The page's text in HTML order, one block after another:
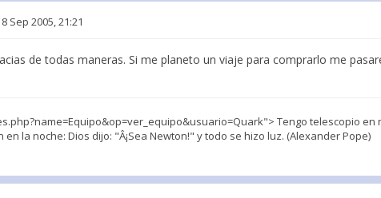
Sep 2005, 21:21
de todas maneras. Si me planeto un viaje para comprarlo me
Tengo telescopio en
en la noche: Dios dijo: "Â¡Sea Newton!" y todo se hizo luz. (Alexander Pope)